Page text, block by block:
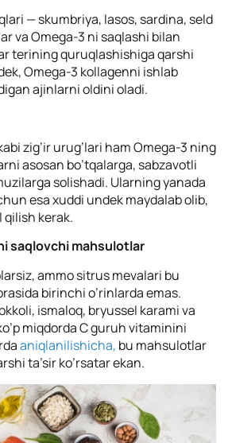
— skumbriya, lasos, sardina, seld
va Omega-3 ni saqlashi bilan
terining quruqlashishiga qarshi
Omega-3 kollagenni ishlab
ajinlarni oldini oladi.
zig’ir urug’lari ham Omega-3 ning
asosan bo’tqalarga, sabzavotli
solishadi. Ularning yanada
esa xuddi undek maydalab olib,
qilish kerak.
saqlovchi mahsulotlar
ammo sitrus mevalari bu
birinchi o’rinlarda emas.
ismaloq, bryussel karami va
miqdorda C guruh vitaminini
aniqlanilishicha, bu mahsulotlar
ta’sir ko’rsatar ekan.